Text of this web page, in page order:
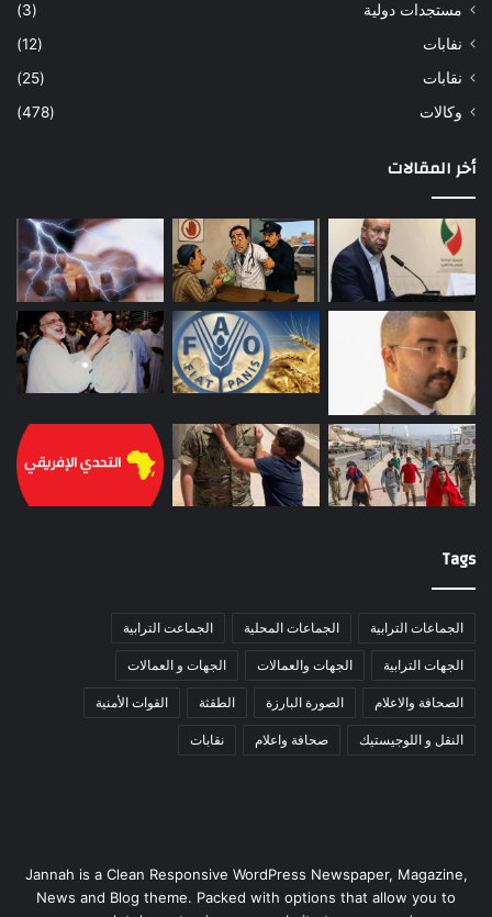
مستجدات دولية
(3)
نفابات
(12)
نقابات
(25)
وكالات
(478)
أخر المقالات
Tags
الجماعات الترابية الجماعات المحلية الجماعت الترابية
الجهات الترابية الجهات والعمالات الجهات و العمالات
الصحافة والاعلام الصورة البارزة الطقثة القوات الأمنية
النقل و اللوجيستيك صحافة واعلام نقابات
Jannah is a Clean Responsive WordPress Newspaper, Magazine,
News and Blog theme. Packed with options that allow you to